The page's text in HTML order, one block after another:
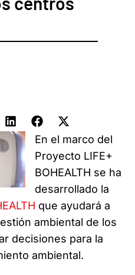
En el marco del
Proyecto LIFE+
BOHEALTH se ha
desarrollado la
que ayudará a
ambiental de los
decisiones para la
ambiental.